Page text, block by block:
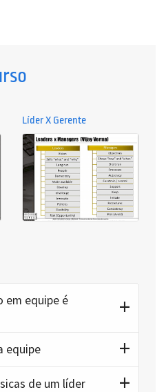
Líder X Gerente
em equipe é
equipe
de um líder